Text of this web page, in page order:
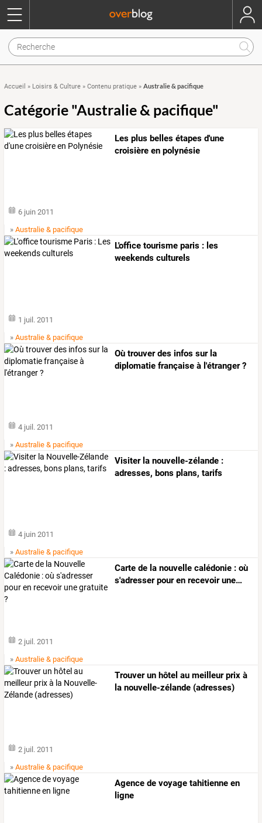
Accueil » Loisirs & Culture » Contenu pratique » Australie & pacifique
Catégorie "Australie & pacifique"
Les plus belles étapes d'une
croisière en polynésie
6 juin 2011
»Australie & pacifique
L'office tourisme paris : les
weekends culturels
1 juil. 2011
»Australie & pacifique
Où trouver des infos sur la
diplomatie française à l'étranger ?
4 juil. 2011
»Australie & pacifique
Visiter la nouvelle-zélande :
adresses, bons plans, tarifs
4 juin 2011
»Australie & pacifique
Carte de la nouvelle calédonie : où
s'adresserpouren recevoirune…
2 juil. 2011
»Australie & pacifique
Trouver un hôtel au meilleur prix à
la nouvelle-zélande (adresses)
2 juil. 2011
»Australie & pacifique
Agence de voyage tahitienne en
ligne